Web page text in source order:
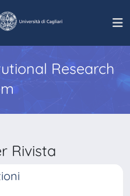
Research
Rivista